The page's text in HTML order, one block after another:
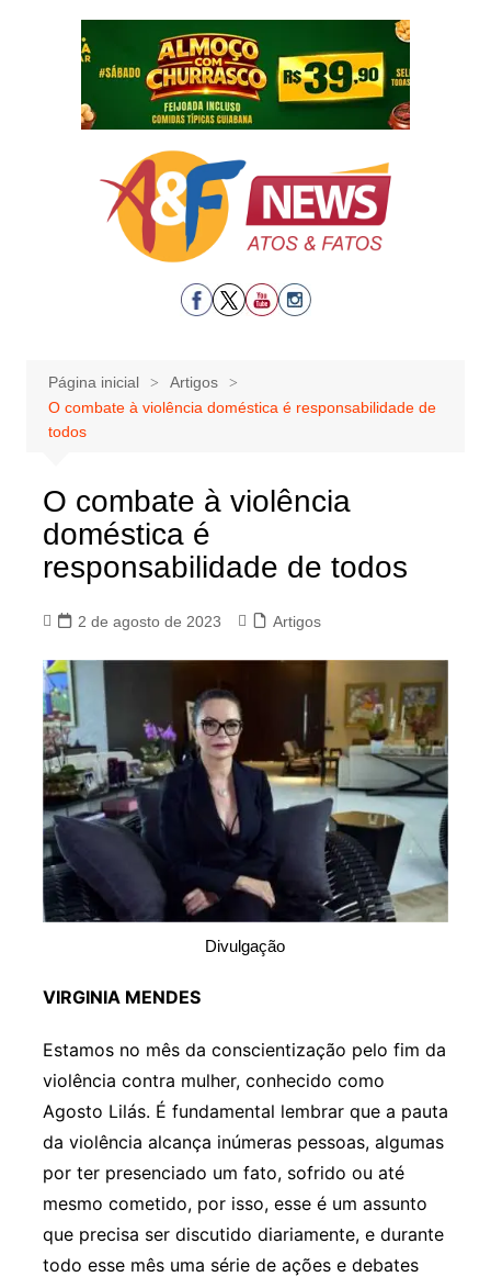
Página inicial
Artigos
O combate à violência doméstica é responsabilidade de
todos
O combate à violência
doméstica é
responsabilidade de todos
2 de agosto de 2023 Artigos
Divulgação
VIRGINIA MENDES
Estamos no mês da conscientização pelo fim da
violência contra mulher, conhecido como
Agosto Lilás. É fundamental lembrar que a pauta
da violência alcança inúmeras pessoas, algumas
por ter presenciado um fato, sofrido ou até
mesmo cometido, por isso, esse é um assunto
que precisa ser discutido diariamente, e durante
todo esse mês uma série de ações e debates